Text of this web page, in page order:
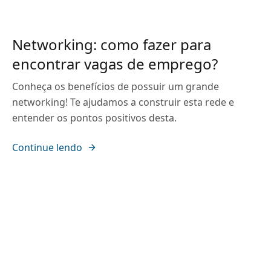
Networking: como fazer para
encontrar vagas de emprego?
Conheça os benefícios de possuir um grande
networking! Te ajudamos a construir esta rede e
entender os pontos positivos desta.
Continue lendo